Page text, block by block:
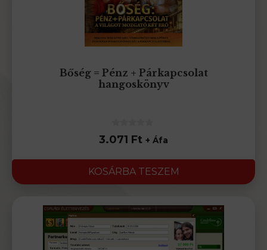
Bőség = Pénz + Párkapcsolat
hangoskönyv
0
az
3.071 Ft + Áfa
KOSÁRBA TESZEM